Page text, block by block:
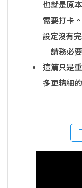
也就是原
需要打卡
設定沒有
請務必
這篇只是
多更精細